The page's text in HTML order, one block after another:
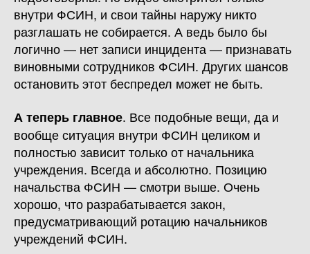
внутри ФСИН, и свои тайны наружу никто
разглашать не собирается. А ведь было бы
логично — нет записи инцидента — признавать
виновными сотрудников ФСИН. Других шансов
остановить этот беспредел может не быть.
А теперь главное. Все подобные вещи, да и
вообще ситуация внутри ФСИН целиком и
полностью зависит только от начальника
учреждения. Всегда и абсолютно. Позицию
начальства ФСИН — смотри выше. Очень
хорошо, что разрабатывается закон,
предусматривающий ротацию начальников
учреждений ФСИН.